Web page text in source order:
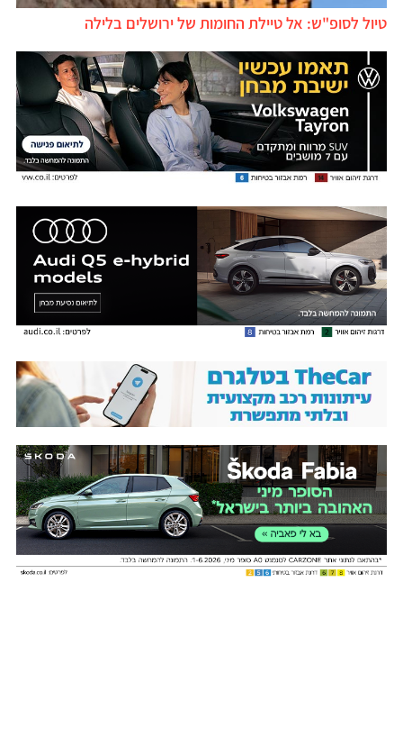
טיול לסופ"ש: אל טיילת החומות של ירושלים בלילה